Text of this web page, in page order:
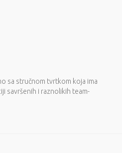
sa stručnom tvrtkom koja ima
savršenih i raznolikih team-